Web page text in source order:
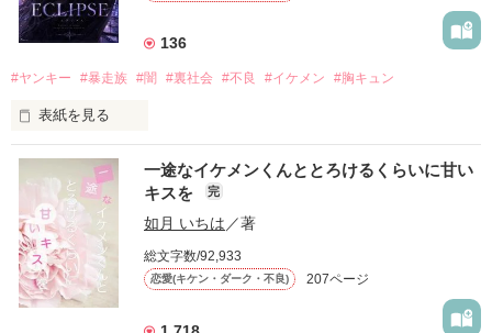
もう会うことはないと思っていたのに、
高校生になって再会した彼は、隣の学校で”王子様”と呼ばれる
他の女の子には冷たいのに
私にだけ昔と変わらない笑顔を向けてくる。
「澪ちゃん。」
それは止まっていた恋が再び動き始める合図──。
✨.ﾟ･*..☆.｡.:*✨.☆.｡.:. *:ﾟ✨.ﾟ･*..☆.｡.:*✨
136
#ヤンキー #暴走族 #闇 #裏社会 #不良 #イケメン #胸キュン
表紙を見る
表紙画像はAIです
作品を読む
一途なイケメンくんととろけるくらいに甘い
キスを
完
如月 いちは ／著
総文字数/92,933
恋愛(キケン・ダーク・不良) 207ページ